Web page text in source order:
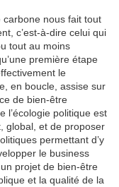
nous fait tout
c’est-à-dire celui qui
tout au moins
première étape
le
en boucle, assise sur
de bien-être
l’écologie politique est
global, et de proposer
permettant d’y
le business
projet de bien-être
et la qualité de la